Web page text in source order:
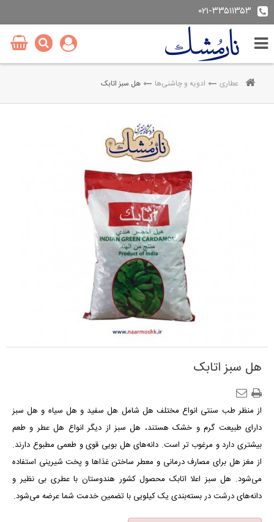
۰۲۱-۳۳۵۱۱۳۵۳
عطاری ادویه و چاشنی‌ها هل سبز اتابک
هل سبز اتابک
از منظر طب سنتی انواع مختلف هل شامل هل سفید و هل سیاه و هل سبز
دارای طبیعت گرم و خشک هستند، هل سبز از دیگر انواع هل عطر و طعم
بیشتری دارد و مرغوب تر است. دانه‌های هل بویی قوی و طعمی مطبوع دارند.
از مغز هل برای مصارف درمانی و معطر ساختن غذاها و پخت شیرینی استفاده
می‌شود. هل سبز اعلا اتابک محصول کشور هندوستان با عطری بی نظیر و
دانه‌های درشت در بسته‌بندی یک کیلویی با تضمین خدمت شما عرضه می‌شود.